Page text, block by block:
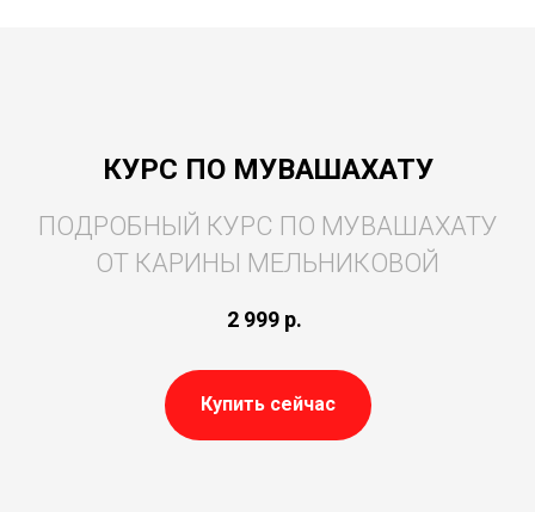
КУРС ПО МУВАШАХАТУ
ПОДРОБНЫЙ КУРС ПО МУВАШАХАТУ
ОТ КАРИНЫ МЕЛЬНИКОВОЙ
2 999 р.
Купить сейчас